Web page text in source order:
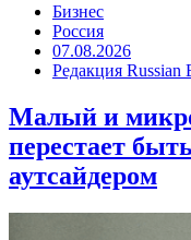
Бизнес
Россия
07.08.2026
Редакция Russian
Малый и
перестает
аутсайдером